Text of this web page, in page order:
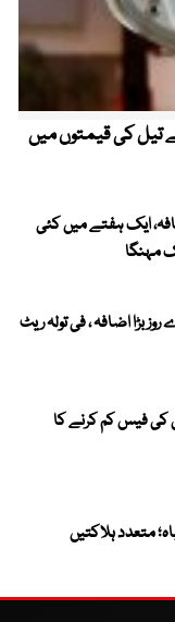
تیل کی قیمتوں میں
ایک ہفتے میں کئی
اضافہ ، فی تولہ ریٹ
کی فیس کم کرنے کا